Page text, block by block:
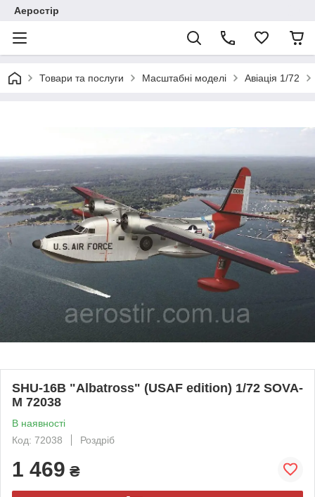
Аеростір
Товари та послуги Масштабні моделі Авіація 1/72
SHU-16B "Albatross" (USAF edition) 1/72 SOVA-
M 72038
В наявності
Код: 72038
Роздріб
1 469 ₴